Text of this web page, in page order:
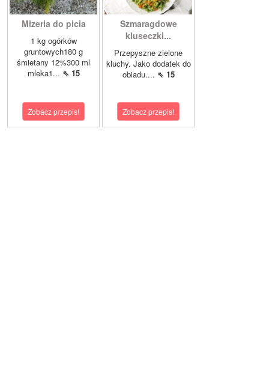
Mizeria do picia
1 kg ogórków
gruntowych180 g
śmietany 12%300 ml
mleka1... ⇖ 15
Zobacz przepis!
Szmaragdowe
kluseczki...
Przepyszne zielone
kluchy. Jako dodatek do
obiadu.... ⇖ 15
Zobacz przepis!